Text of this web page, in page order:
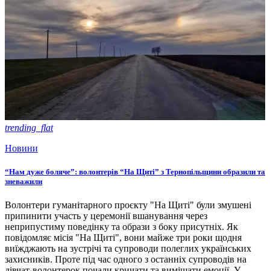
trending_flat
Новини
“Нам дуже боляче”: волонтерів “На Щиті” з Тернопільщини образили та
зневажили
Волонтери гуманітарного проєкту "На Щиті" були змушені
припинити участь у церемонії вшанування через
неприпустиму поведінку та образи з боку присутніх. Як
повідомляє місія "На Щиті", вони майже три роки щодня
виїжджають на зустрічі та супроводи полеглих українських
захисників. Проте під час одного з останніх супроводів на